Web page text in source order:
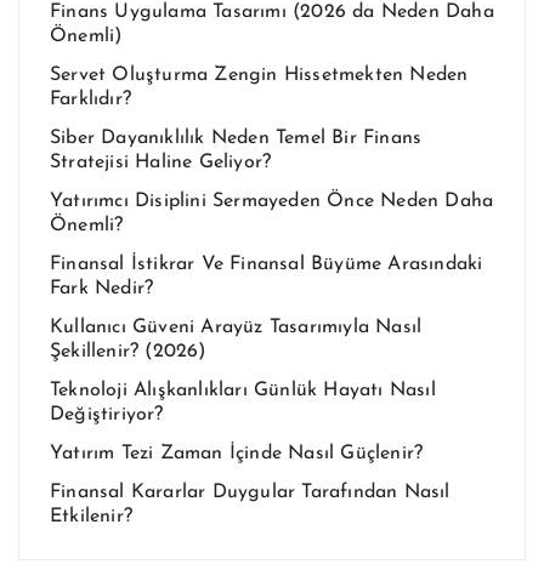
Finans Uygulama Tasarımı (2026 da Neden Daha
Önemli)
Servet Oluşturma Zengin Hissetmekten Neden
Farklıdır?
Siber Dayanıklılık Neden Temel Bir Finans
Stratejisi Haline Geliyor?
Yatırımcı Disiplini Sermayeden Önce Neden Daha
Önemli?
Finansal İstikrar Ve Finansal Büyüme Arasındaki
Fark Nedir?
Kullanıcı Güveni Arayüz Tasarımıyla Nasıl
Şekillenir? (2026)
Teknoloji Alışkanlıkları Günlük Hayatı Nasıl
Değiştiriyor?
Yatırım Tezi Zaman İçinde Nasıl Güçlenir?
Finansal Kararlar Duygular Tarafından Nasıl
Etkilenir?